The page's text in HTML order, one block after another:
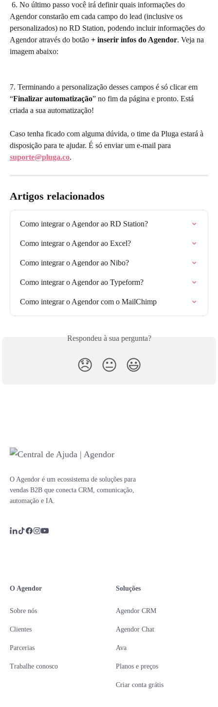
Agendor constarão em cada campo do lead (inclusive os
personalizados) no RD Station, podendo incluir informações do
Agendor através do botão + inserir infos do Agendor. Veja na
imagem abaixo:
7. Terminando a personalização desses campos é só clicar em
“Finalizar automatização” no fim da página e pronto. Está
criada a sua automatização!
Caso tenha ficado com alguma dúvida, o time da Pluga estará à
disposição para te ajudar. É só enviar um e-mail para
suporte@pluga.co.
Artigos relacionados
Como integrar o Agendor ao RD Station?
Como integrar o Agendor ao Excel?
Como integrar o Agendor ao Nibo?
Como integrar o Agendor ao Typeform?
Como integrar o Agendor com o MailChimp
Respondeu à sua pergunta?
😞 😐 😃
O Agendor é um ecossistema de soluções para
vendas B2B que conecta CRM, comunicação,
automação e IA.
O Agendor
Sobre nós
Clientes
Parcerias
Trabalhe conosco
Soluções
Agendor CRM
Agendor Chat
Ava
Planos e preços
Criar conta grátis